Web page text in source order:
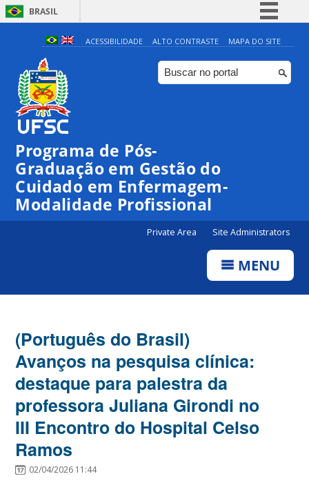
BRASIL
Simplifique!
Comunica BR
Participe
ACESSIBILIDADE ALTO CONTRASTE MAPA DO SITE
Programa de Pós-
Graduação em Gestão do
Cuidado em Enfermagem-
Modalidade Profissional
Private Area Site Administrators
MENU
(Português do Brasil)
Avanços na pesquisa clínica:
destaque para palestra da
professora Juliana Girondi no
III Encontro do Hospital Celso
Ramos
02/04/2026 11:44